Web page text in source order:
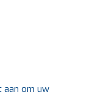
aan om uw